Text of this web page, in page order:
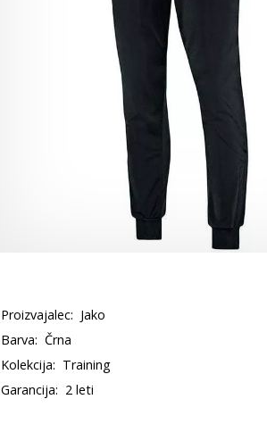
Proizvajalec: Jako
Barva: Črna
Kolekcija: Training
Garancija: 2 leti